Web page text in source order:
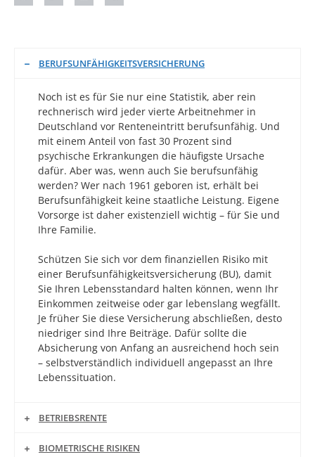
BERUFSUNFÄHIGKEITSVERSICHERUNG
Noch ist es für Sie nur eine Statistik, aber rein
rechnerisch wird jeder vierte Arbeitnehmer in
Deutschland vor Renteneintritt berufsunfähig. Und
mit einem Anteil von fast 30 Prozent sind
psychische Erkrankungen die häufigste Ursache
dafür. Aber was, wenn auch Sie berufsunfähig
werden? Wer nach 1961 geboren ist, erhält bei
Berufsunfähigkeit keine staatliche Leistung. Eigene
Vorsorge ist daher existenziell wichtig – für Sie und
Ihre Familie.
Schützen Sie sich vor dem finanziellen Risiko mit
einer Berufsunfähigkeitsversicherung (BU), damit
Sie Ihren Lebensstandard halten können, wenn Ihr
Einkommen zeitweise oder gar lebenslang wegfällt.
Je früher Sie diese Versicherung abschließen, desto
niedriger sind Ihre Beiträge. Dafür sollte die
Absicherung von Anfang an ausreichend hoch sein
– selbstverständlich individuell angepasst an Ihre
Lebenssituation.
BETRIEBSRENTE
BIOMETRISCHE RISIKEN